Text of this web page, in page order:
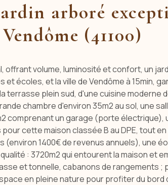
arboré
Vendôme (41100)
volume, luminosité et confort, un
et écoles, et la ville de Vendôme à 15min,
terrasse plein sud, d'une cuisine moderne
chambre d'environ 35m2 au sol, une
comprenant un garage (porte électrique),
cette maison classée B au DPE, tout
1400€ de revenus annuels), une
: 3720m2 qui entourent la maison et
et tonnelle, cabanons de rangements
en pleine nature pour profiter du bord